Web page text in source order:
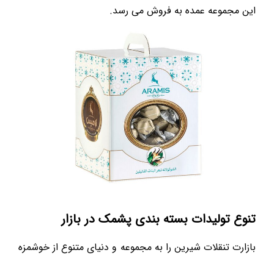
این مجموعه عمده به فروش می رسد.
تنوع تولیدات بسته بندی پشمک در بازار
بازارت تنقلات شیرین را به مجموعه و دنیای متنوع از خوشمزه